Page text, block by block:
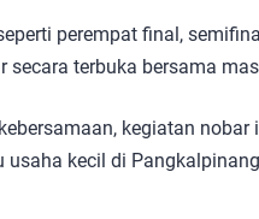
perempat final,
secara terbuka bersama
kegiatan
usaha kecil di